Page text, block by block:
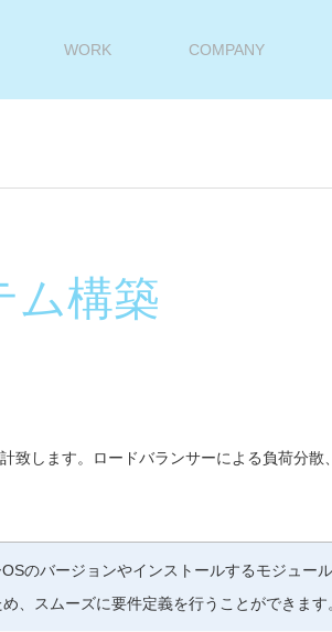
WORK COMPANY
ム構築
します。ロードバランサーによる負荷分散
のバージョンやインストールするモジュー
、スムーズに要件定義を行うことができます